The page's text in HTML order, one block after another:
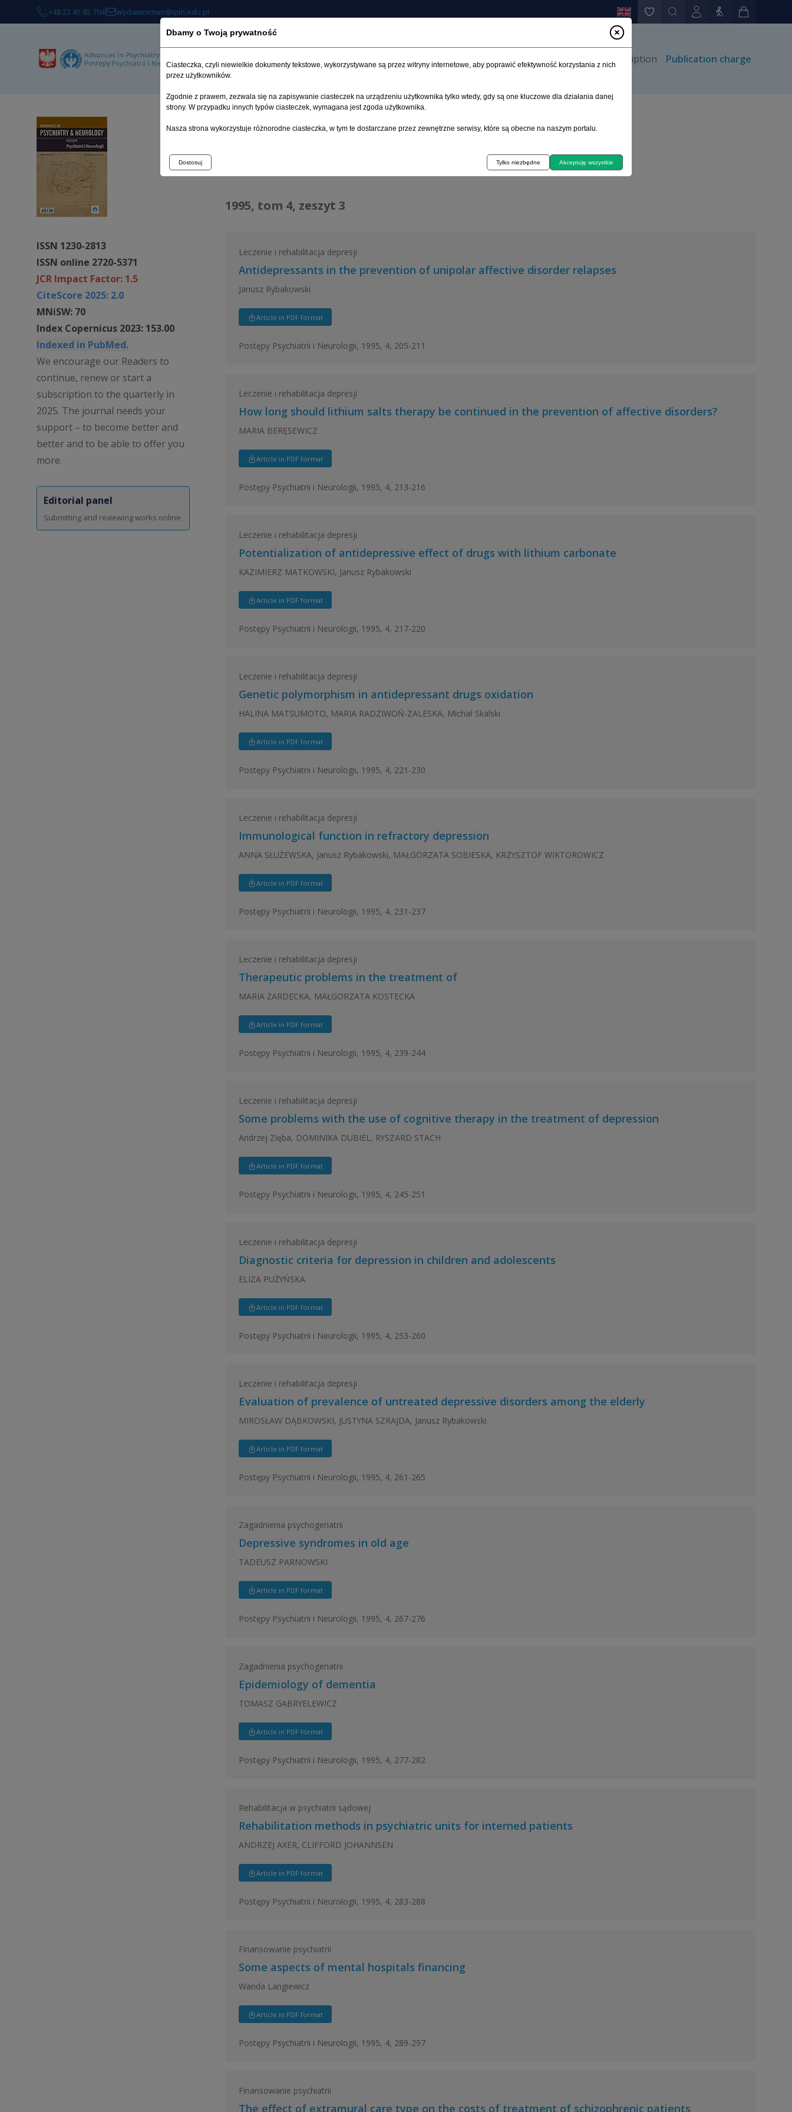
+48 22 45 82 704 wydawnictwo@ipin.edu.pl
About the journal Ethics Guidelines for authors Contact Subscription Publication charge
ISSN 1230-2813
ISSN online 2720-5371
JCR Impact Factor: 1.5
CiteScore 2025: 2.0
MNiSW: 70
Index Copernicus 2023: 153.00
Indexed in PubMed.
We encourage our Readers to
continue, renew or start a
subscription to the quarterly in
2025. The journal needs your
support – to become better and
better and to be able to offer you
more.
Editorial panel
Submitting and reviewing works online
Home page>Archive>zeszyt 3
1995, tom 4, zeszyt 3
Leczenie i rehabilitacja depresji
Antidepressants in the prevention of unipolar affective disorder relapses
Janusz Rybakowski
Article in PDF format
Postępy Psychiatrii i Neurologii, 1995, 4, 205-211
Leczenie i rehabilitacja depresji
How long should lithium salts therapy be continued in the prevention of affective disorders?
MARIA BERĘSEWICZ
Article in PDF format
Postępy Psychiatrii i Neurologii, 1995, 4, 213-216
Leczenie i rehabilitacja depresji
Potentialization of antidepressive effect of drugs with lithium carbonate
KAZIMIERZ MATKOWSKI, Janusz Rybakowski
Article in PDF format
Postępy Psychiatrii i Neurologii, 1995, 4, 217-220
Leczenie i rehabilitacja depresji
Genetic polymorphism in antidepressant drugs oxidation
HALINA MATSUMOTO, MARIA RADZIWOŃ-ZALESKA, Michał Skalski
Article in PDF format
Postępy Psychiatrii i Neurologii, 1995, 4, 221-230
Leczenie i rehabilitacja depresji
Immunological function in refractory depression
ANNA SŁUŻEWSKA, Janusz Rybakowski, MAŁGORZATA SOBIESKA, KRZYSZTOF WIKTOROWICZ
Article in PDF format
Postępy Psychiatrii i Neurologii, 1995, 4, 231-237
Leczenie i rehabilitacja depresji
Therapeutic problems in the treatment of
MARIA ŻARDECKA, MAŁGORZATA KOSTECKA
Article in PDF format
Postępy Psychiatrii i Neurologii, 1995, 4, 239-244
Leczenie i rehabilitacja depresji
Some problems with the use of cognitive therapy in the treatment of depression
Andrzej Zięba, DOMINIKA DUBIEL, RYSZARD STACH
Article in PDF format
Postępy Psychiatrii i Neurologii, 1995, 4, 245-251
Leczenie i rehabilitacja depresji
Diagnostic criteria for depression in children and adolescents
ELIZA PUŻYŃSKA
Article in PDF format
Postępy Psychiatrii i Neurologii, 1995, 4, 253-260
Leczenie i rehabilitacja depresji
Evaluation of prevalence of untreated depressive disorders among the elderly
MIROSŁAW DĄBKOWSKI, JUSTYNA SZRAJDA, Janusz Rybakowski
Article in PDF format
Postępy Psychiatrii i Neurologii, 1995, 4, 261-265
Zagadnienia psychogeriatrii
Depressive syndromes in old age
TADEUSZ PARNOWSKI
Article in PDF format
Postępy Psychiatrii i Neurologii, 1995, 4, 267-276
Zagadnienia psychogeriatrii
Epidemiology of dementia
TOMASZ GABRYELEWICZ
Article in PDF format
Postępy Psychiatrii i Neurologii, 1995, 4, 277-282
Rehabilitacja w psychiatrii sądowej
Rehabilitation methods in psychiatric units for interned patients
ANDRZEJ AXER, CLIFFORD JOHANNSEN
Article in PDF format
Postępy Psychiatrii i Neurologii, 1995, 4, 283-288
Finansowanie psychiatrii
Some aspects of mental hospitals financing
Wanda Langiewicz
Article in PDF format
Postępy Psychiatrii i Neurologii, 1995, 4, 289-297
Finansowanie psychiatrii
The effect of extramural care type on the costs of treatment of schizophrenic patients
Dbamy o Twoją prywatność
Ciasteczka, czyli niewielkie dokumenty tekstowe, wykorzystywane są przez witryny internetowe, aby poprawić efektywność korzystania z nich
przez użytkowników.
Zgodnie z prawem, zezwala się na zapisywanie ciasteczek na urządzeniu użytkownika tylko wtedy, gdy są one kluczowe dla działania danej
strony. W przypadku innych typów ciasteczek, wymagana jest zgoda użytkownika.
Nasza strona wykorzystuje różnorodne ciasteczka, w tym te dostarczane przez zewnętrzne serwisy, które są obecne na naszym portalu.
Dostosuj Tylko niezbędne Akceptuję wszystkie